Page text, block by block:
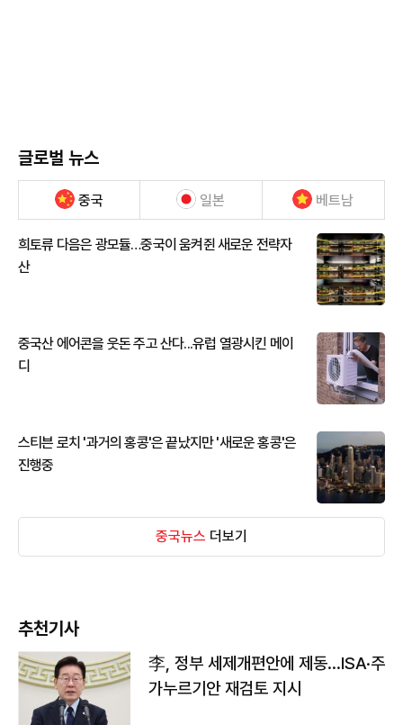
글로벌 뉴스
중국 일본 베트남
희토류 다음은 광모듈…중국이 움켜쥔 새로운 전략자
산
중국산 에어콘을 웃돈 주고 산다...유럽 열광시킨 메이
디
스티븐 로치 '과거의 홍콩'은 끝났지만 '새로운 홍콩'은
진행중
중국뉴스 더보기
추천기사
李, 정부 세제개편안에 제동…ISA·주
가누르기안 재검토 지시